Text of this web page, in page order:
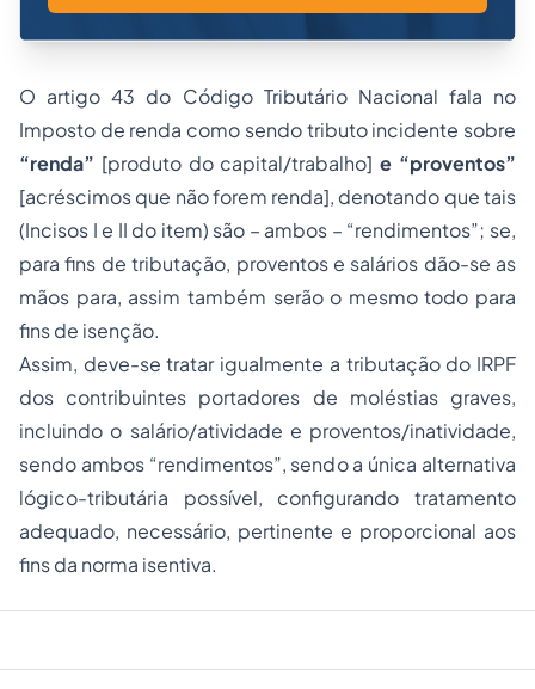
O artigo 43 do Código Tributário Nacional fala no
Imposto de renda como sendo tributo incidente sobre
“renda” [produto do capital/trabalho]e “proventos”
[acréscimos que não forem renda], denotando que tais
(Incisos I e II do item) são – ambos – “rendimentos”; se,
para fins de tributação, proventos e salários dão-se as
mãos para, assim também serão o mesmo todo para
fins de isenção.
Assim, deve-se tratar igualmente a tributação do IRPF
dos contribuintes portadores de moléstias graves,
incluindo o salário/atividade e proventos/inatividade,
sendo ambos “rendimentos”, sendo a única alternativa
lógico-tributária possível, configurando tratamento
adequado, necessário, pertinente e proporcional aos
fins da norma isentiva.